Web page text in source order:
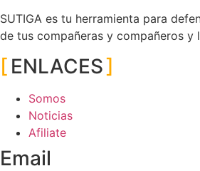
SUTIGA es tu herramienta para
de tus compañeras y compañeros y
ENLACES
Somos
Noticias
Afiliate
Email